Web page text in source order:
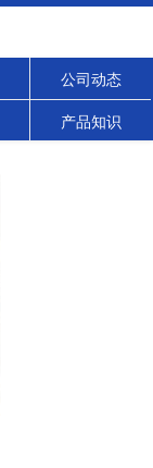
公司动态
产品知识